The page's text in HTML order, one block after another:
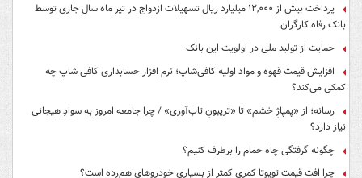
پرداخت بیش از ۱۲,۰۰۰ میلیارد ریال تسهیلات ازدواج در تیر ماه سال جاری توسط
بانک رفاه کارگران
حمایت از تولید ملی در اولویت این بانک
افزایش قیمت قهوه و مواد اولیه کافی‌شاپ؛ نرم افزار حسابداری کافی شاپ چه
کمکی می‌کند؟
رسانه؛ از «پمپاژِ خشم» تا «تریبونِ تاب‌آوری» / چرا جامعه امروز به سوادِ هیجانی
نیاز دارد؟
چگونه گرفتگی چاه حمام را برطرف کنیم؟
چرا افت قیمت تویوتا کمری کمتر از بسیاری خودروهای هم‌رده است؟